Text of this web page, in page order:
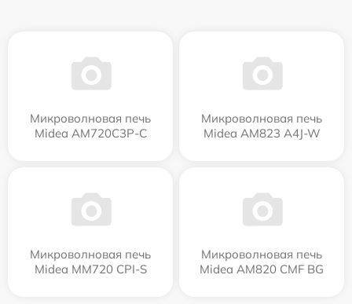
Микроволновая печь
Midea AM720C3P-C
Микроволновая печь
Midea AM823 A4J-W
Микроволновая печь
Midea MM720 CPI-S
Микроволновая печь
Midea AM820 CMF BG